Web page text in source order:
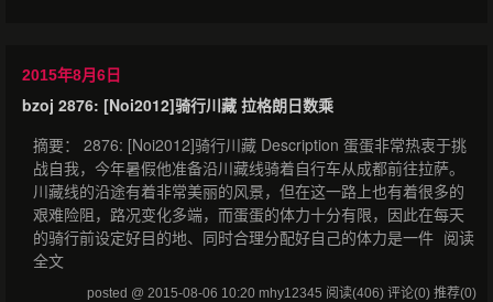
2015年8月6日
bzoj 2876: [Noi2012]骑行川藏 拉格朗日数乘
摘要： 2876: [Noi2012]骑行川藏 Description 蛋蛋非常热衷于挑
战自我，今年暑假他准备沿川藏线骑着自行车从成都前往拉萨。
川藏线的沿途有着非常美丽的风景，但在这一路上也有着很多的
艰难险阻，路况变化多端，而蛋蛋的体力十分有限，因此在每天
的骑行前设定好目的地、同时合理分配好自己的体力是一件 阅读
全文
posted @ 2015-08-06 10:20 mhy12345 阅读(406) 评论(0) 推荐(0)